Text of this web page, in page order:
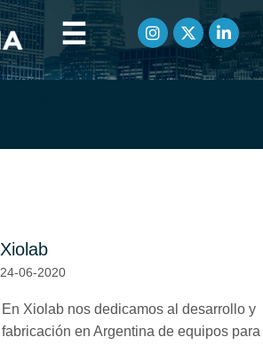
☰
Xiolab
24-06-2020
En Xiolab nos dedicamos al desarrollo y
fabricación en Argentina de equipos para